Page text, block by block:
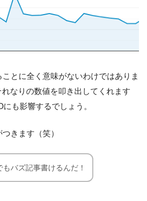
とに全く意味がないわけではありま
なりの数値を叩き出してくれます
も影響するでしょう。
きます（笑）
もバズ記事書けるんだ！